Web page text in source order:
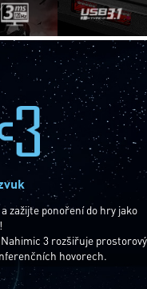
zažijte ponoření do hry jako
3 rozšiřuje prostorový
hovorech.